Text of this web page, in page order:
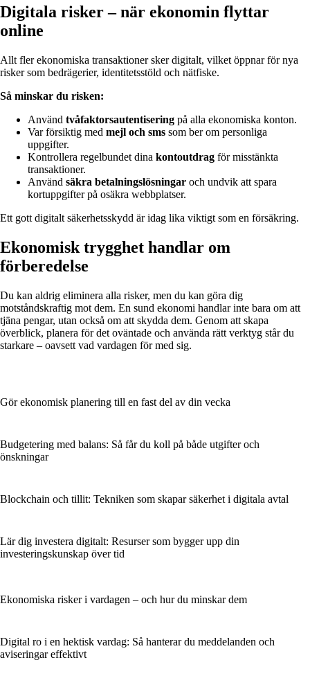
Digitala risker – när ekonomin flyttar
online
Allt fler ekonomiska transaktioner sker digitalt, vilket öppnar för nya
risker som bedrägerier, identitetsstöld och nätfiske.
Så minskar du risken:
Använd tvåfaktorsautentisering på alla ekonomiska konton.
Var försiktig med mejl och sms som ber om personliga
uppgifter.
Kontrollera regelbundet dina kontoutdrag för misstänkta
transaktioner.
Använd säkra betalningslösningar och undvik att spara
kortuppgifter på osäkra webbplatser.
Ett gott digitalt säkerhetsskydd är idag lika viktigt som en försäkring.
Ekonomisk trygghet handlar om
förberedelse
Du kan aldrig eliminera alla risker, men du kan göra dig
motståndskraftig mot dem. En sund ekonomi handlar inte bara om att
tjäna pengar, utan också om att skydda dem. Genom att skapa
överblick, planera för det oväntade och använda rätt verktyg står du
starkare – oavsett vad vardagen för med sig.
Gör ekonomisk planering till en fast del av din vecka
Budgetering med balans: Så får du koll på både utgifter och
önskningar
Blockchain och tillit: Tekniken som skapar säkerhet i digitala avtal
Lär dig investera digitalt: Resurser som bygger upp din
investeringskunskap över tid
Ekonomiska risker i vardagen – och hur du minskar dem
Digital ro i en hektisk vardag: Så hanterar du meddelanden och
aviseringar effektivt